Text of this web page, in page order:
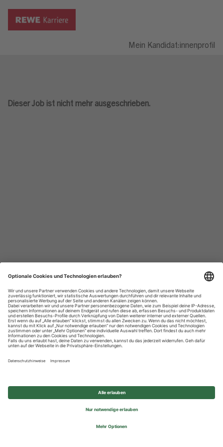
Mein Kandidat:innenprofil
Dieser Job ist nicht mehr ausgeschrieben.
Datenschutzhinweise
Impressum
Privatsphäre-Einstellungen
© 2026 REWE Group - All rights reserved